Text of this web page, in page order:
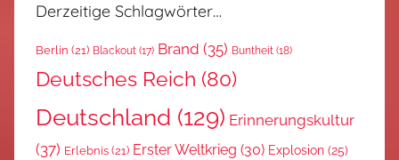
Derzeitige Schlagwörter…
Berlin (21) Blackout (17) Brand (35) Buntheit (18)
Deutsches Reich (80)
Deutschland (129) Erinnerungskultur
(37) Erlebnis (21) Erster Weltkrieg (30) Explosion (25)